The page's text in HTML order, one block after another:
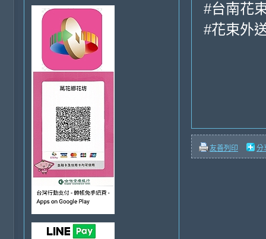
#台南花
#花束外
友善列印 分